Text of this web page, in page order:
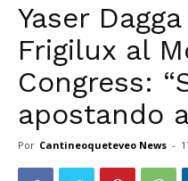
Yaser
Frigilux al
Congress:
apostando
Por Cantineoqueteveo News -